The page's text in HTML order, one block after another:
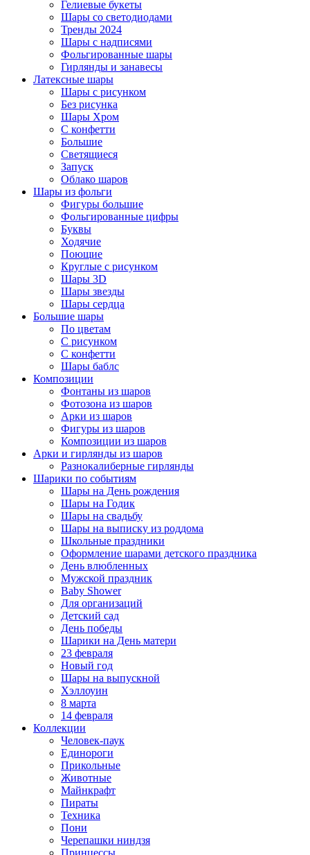
Гелиевые букеты
Шары со светодиодами
Тренды 2024
Шары с надписями
Фольгированные шары
Гирлянды и занавесы
Латексные шары
Шары с рисунком
Без рисунка
Шары Хром
C конфетти
Большие
Светящиеся
Запуск
Облако шаров
Шары из фольги
Фигуры большие
Фольгированные цифры
Буквы
Ходячие
Поющие
Круглые с рисунком
Шары 3D
Шары звезды
Шары сердца
Большие шары
По цветам
С рисунком
С конфетти
Шары баблс
Композиции
Фонтаны из шаров
Фотозона из шаров
Арки из шаров
Фигуры из шаров
Композиции из шаров
Арки и гирлянды из шаров
Разнокалиберные гирлянды
Шарики по событиям
Шары на День рождения
Шары на Годик
Шары на свадьбу
Шары на выписку из роддома
Школьные праздники
Оформление шарами детского праздника
День влюбленных
Мужской праздник
Baby Shower
Для организаций
Детский сад
День победы
Шарики на День матери
23 февраля
Новый год
Шары на выпускной
Хэллоуин
8 марта
14 февраля
Коллекции
Человек-паук
Единороги
Прикольные
Животные
Майнкрафт
Пираты
Техника
Пони
Черепашки ниндзя
Принцессы